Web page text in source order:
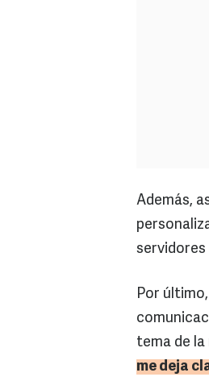
Además,
servidores
Por
tema de
me deja